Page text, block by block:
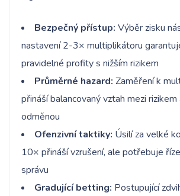
Bezpečný přístup: Výběr zisku
nastavení 2-3× multiplikátoru
pravidelné profity s nižším rizikem
Průměrné hazard: Zaměření k
přináší balancovaný vztah mezi rizikem
odměnou
Ofenzivní taktiky: Úsilí za velké
10× přináší vzrušení, ale potřebuje
správu
Gradující betting: Postupující